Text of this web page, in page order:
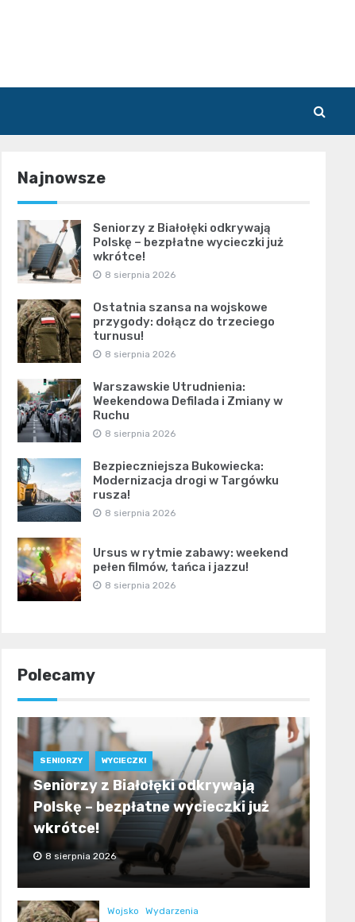
Najnowsze
Seniorzy z Białołęki odkrywają
Polskę – bezpłatne wycieczki już
wkrótce!
8 sierpnia 2026
Ostatnia szansa na wojskowe
przygody: dołącz do trzeciego
turnusu!
8 sierpnia 2026
Warszawskie Utrudnienia:
Weekendowa Defilada i Zmiany w
Ruchu
8 sierpnia 2026
Bezpieczniejsza Bukowiecka:
Modernizacja drogi w Targówku
rusza!
8 sierpnia 2026
Ursus w rytmie zabawy: weekend
pełen filmów, tańca i jazzu!
8 sierpnia 2026
Polecamy
SENIORZY WYCIECZKI
Seniorzy z Białołęki odkrywają
Polskę – bezpłatne wycieczki już
wkrótce!
8 sierpnia 2026
Wojsko Wydarzenia